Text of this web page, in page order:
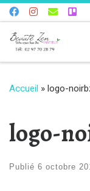
Skip to content
Accueil » logo-
logo-
Publié 6 octobre